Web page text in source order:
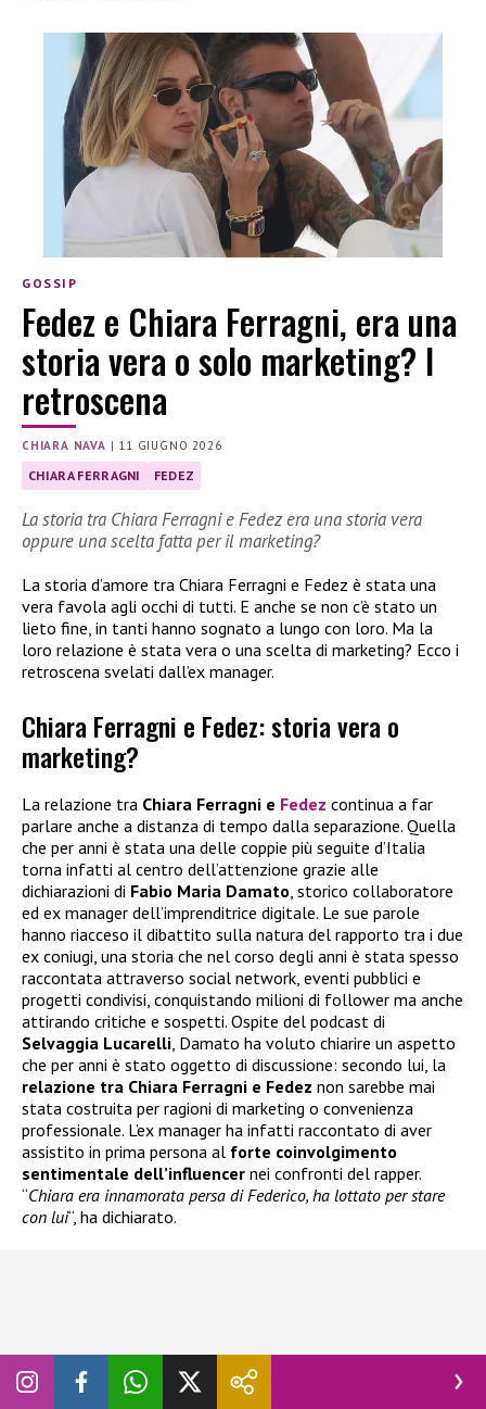
GOSSIP
Fedez e Chiara Ferragni, era una
storia vera o solo marketing? I
retroscena
CHIARA NAVA | 11 GIUGNO 2026
CHIARA FERRAGNI FEDEZ
La storia tra Chiara Ferragni e Fedez era una storia vera
oppure una scelta fatta per il marketing?
La storia d’amore tra Chiara Ferragni e Fedez è stata una
vera favola agli occhi di tutti. E anche se non c’è stato un
lieto fine, in tanti hanno sognato a lungo con loro. Ma la
loro relazione è stata vera o una scelta di marketing? Ecco i
retroscena svelati dall’ex manager.
Chiara Ferragni e Fedez: storia vera o
marketing?
La relazione tra Chiara Ferragni e Fedez continua a far
parlare anche a distanza di tempo dalla separazione. Quella
che per anni è stata una delle coppie più seguite d’Italia
torna infatti al centro dell’attenzione grazie alle
dichiarazioni di Fabio Maria Damato, storico collaboratore
ed ex manager dell’imprenditrice digitale. Le sue parole
hanno riacceso il dibattito sulla natura del rapporto tra i due
ex coniugi, una storia che nel corso degli anni è stata spesso
raccontata attraverso social network, eventi pubblici e
progetti condivisi, conquistando milioni di follower ma anche
attirando critiche e sospetti. Ospite del podcast di
Selvaggia Lucarelli, Damato ha voluto chiarire un aspetto
che per anni è stato oggetto di discussione: secondo lui, la
relazione tra Chiara Ferragni e Fedez non sarebbe mai
stata costruita per ragioni di marketing o convenienza
professionale. L’ex manager ha infatti raccontato di aver
assistito in prima persona al forte coinvolgimento
sentimentale dell’influencer nei confronti del rapper.
“Chiara era innamorata persa di Federico, ha lottato per stare
con lui“, ha dichiarato.